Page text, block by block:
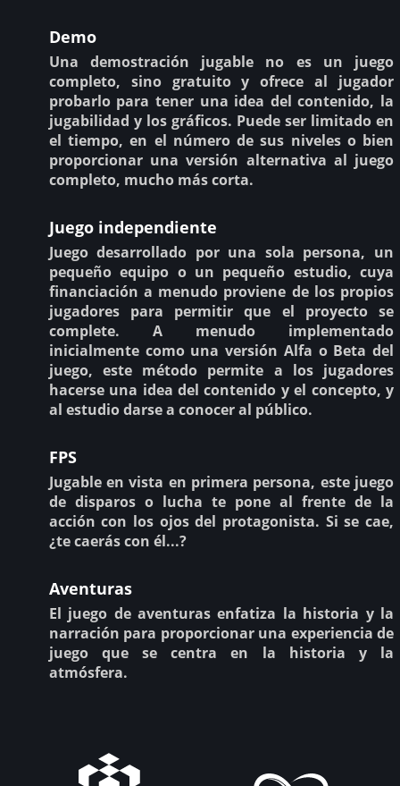
Demo
Una demostración jugable no es un juego
completo, sino gratuito y ofrece al jugador
probarlo para tener una idea del contenido, la
jugabilidad y los gráficos. Puede ser limitado en
el tiempo, en el número de sus niveles o bien
proporcionar una versión alternativa al juego
completo, mucho más corta.
Juego independiente
Juego desarrollado por una sola persona, un
pequeño equipo o un pequeño estudio, cuya
financiación a menudo proviene de los propios
jugadores para permitir que el proyecto se
complete. A menudo implementado
inicialmente como una versión Alfa o Beta del
juego, este método permite a los jugadores
hacerse una idea del contenido y el concepto, y
al estudio darse a conocer al público.
FPS
Jugable en vista en primera persona, este juego
de disparos o lucha te pone al frente de la
acción con los ojos del protagonista. Si se cae,
¿te caerás con él...?
Aventuras
El juego de aventuras enfatiza la historia y la
narración para proporcionar una experiencia de
juego que se centra en la historia y la
atmósfera.